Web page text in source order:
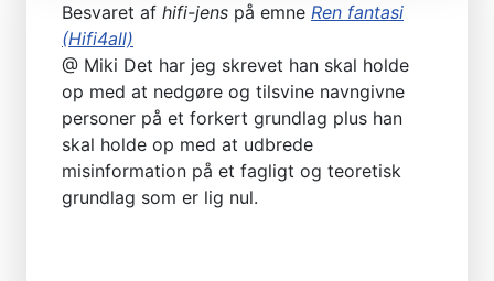
Besvaret af hifi-jens på emne Ren fantasi
(Hifi4all)
@ Miki Det har jeg skrevet han skal holde
op med at nedgøre og tilsvine navngivne
personer på et forkert grundlag plus han
skal holde op med at udbrede
misinformation på et fagligt og teoretisk
grundlag som er lig nul.